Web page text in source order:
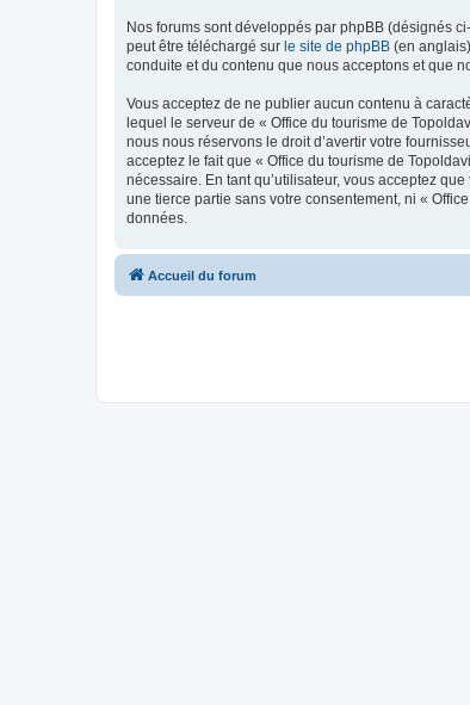
Nos forums sont développés par phpBB (désignés
peut être téléchargé sur le site de phpBB (en
conduite et du contenu que nous acceptons et que
Vous acceptez de ne publier aucun contenu à
lequel le serveur de « Office du tourisme de
nous nous réservons le droit d’avertir votre
acceptez le fait que « Office du tourisme de
nécessaire. En tant qu’utilisateur, vous acceptez
une tierce partie sans votre consentement, ni «
données.
Accueil du forum